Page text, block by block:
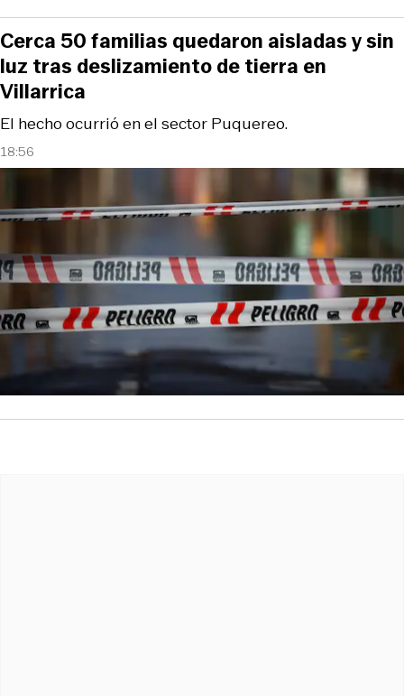
18:56
El hecho ocurrió en el sector Puquereo.
Cerca 50 familias quedaron aisladas y sin
luz tras deslizamiento de tierra en
Villarrica